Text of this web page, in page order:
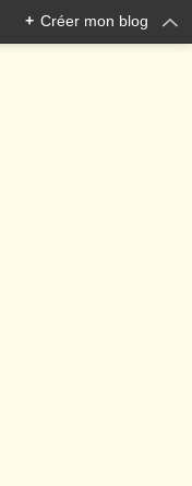
+ Créer mon blog